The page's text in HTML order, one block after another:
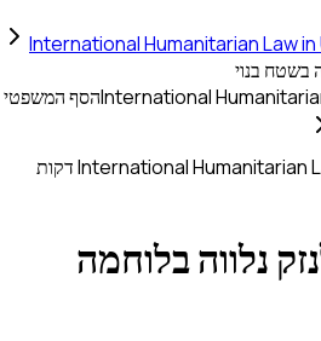
International Humanitarian
Internationalהסף המשפטי
International3 דקות
בלוחמה